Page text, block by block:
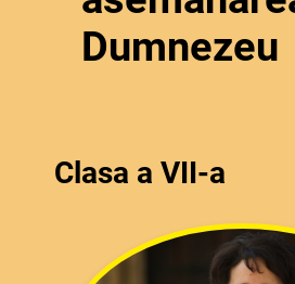
Dumnezeu
Clasa a VII-a